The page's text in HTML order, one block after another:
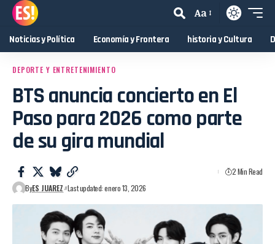
Aa
Noticias y Política Economía y Frontera historia y Cultura
DEPORTE Y ENTRETENIMIENTO
BTS anuncia concierto en El
Paso para 2026 como parte
de su gira mundial
ByES JUAREZ Last updated: enero 13, 2026
2 Min Read